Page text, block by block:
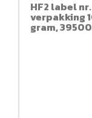
HF2 label
verpakking
gram,